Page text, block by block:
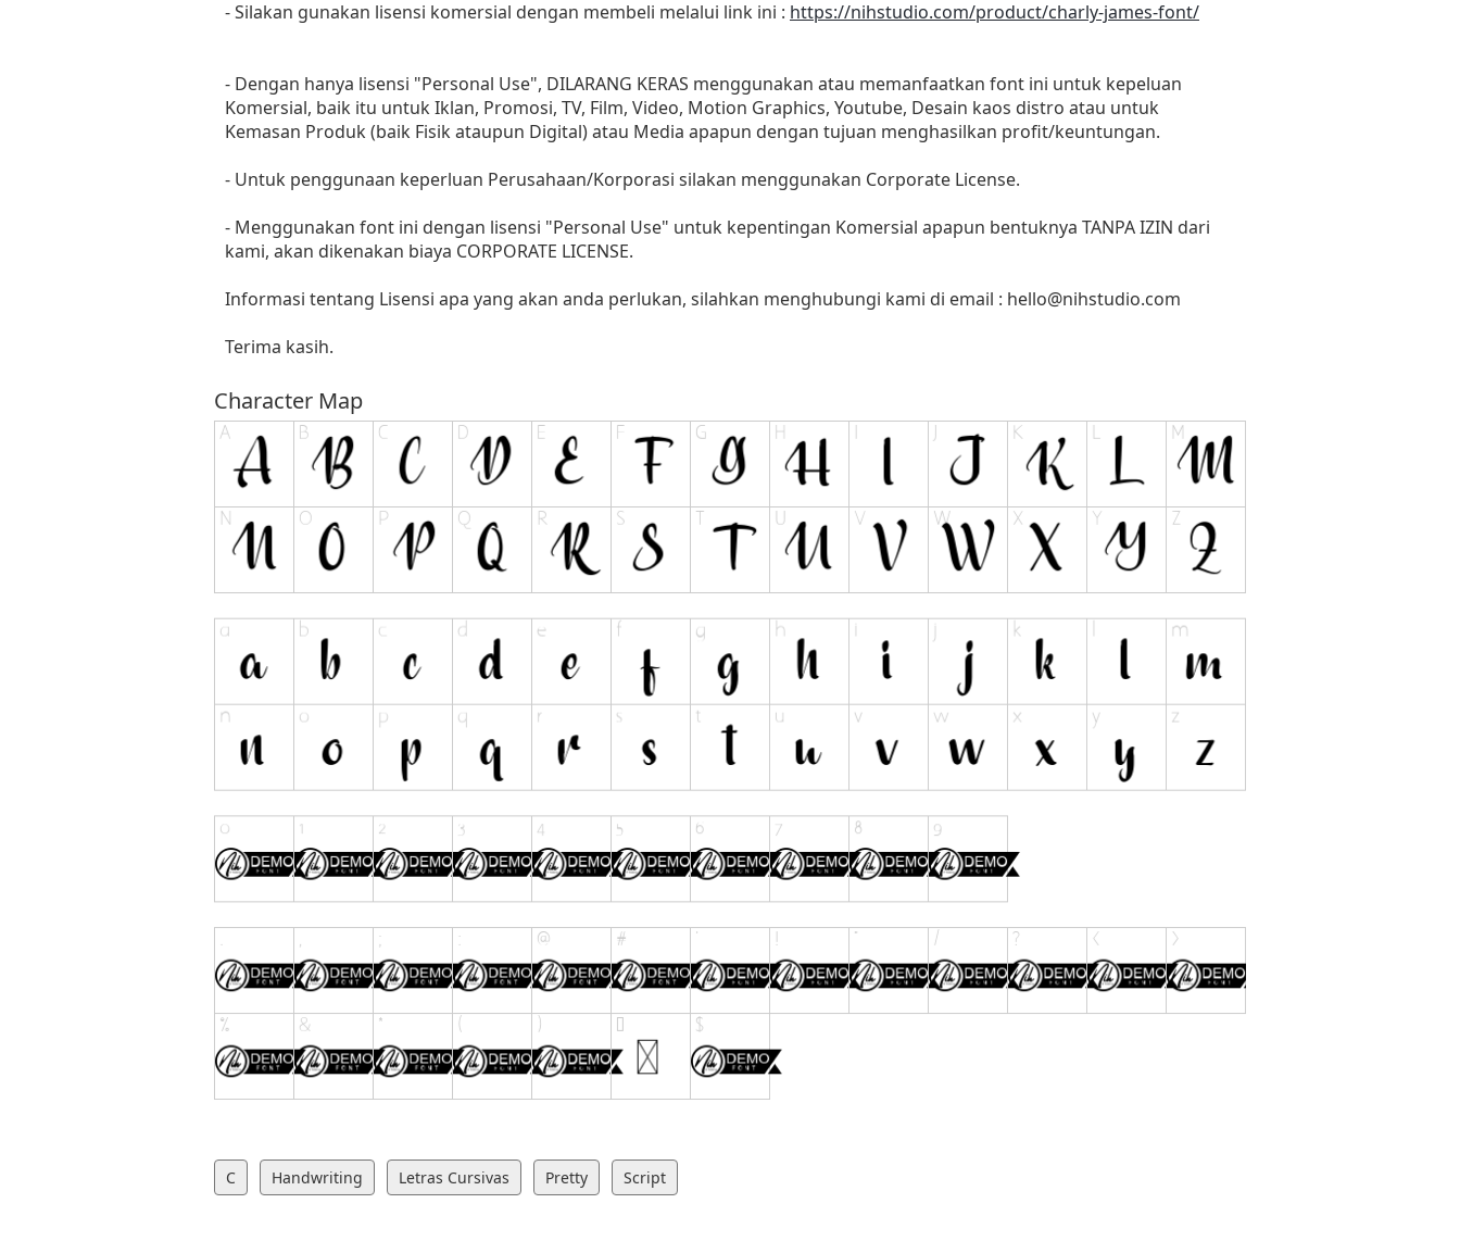
- Silakan gunakan lisensi komersial dengan membeli melalui link ini : https://nihstudio.com/product/charly-james-font/
- Dengan hanya lisensi "Personal Use", DILARANG KERAS menggunakan atau memanfaatkan font ini untuk kepeluan
Komersial, baik itu untuk Iklan, Promosi, TV, Film, Video, Motion Graphics, Youtube, Desain kaos distro atau untuk
Kemasan Produk (baik Fisik ataupun Digital) atau Media apapun dengan tujuan menghasilkan profit/keuntungan.
- Untuk penggunaan keperluan Perusahaan/Korporasi silakan menggunakan Corporate License.
- Menggunakan font ini dengan lisensi "Personal Use" untuk kepentingan Komersial apapun bentuknya TANPA IZIN dari
kami, akan dikenakan biaya CORPORATE LICENSE.
Informasi tentang Lisensi apa yang akan anda perlukan, silahkan menghubungi kami di email : hello@nihstudio.com
Terima kasih.
Character Map
C Handwriting Letras Cursivas Pretty Script